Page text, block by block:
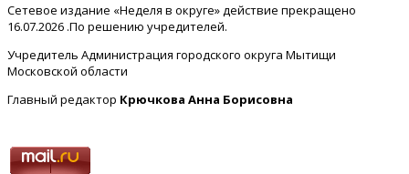
Сетевое издание «Неделя в округе» действие прекращено
16.07.2026 .По решению учредителей.
Учредитель Администрация городского округа Мытищи
Московской области
Главный редактор Крючкова Анна Борисовна